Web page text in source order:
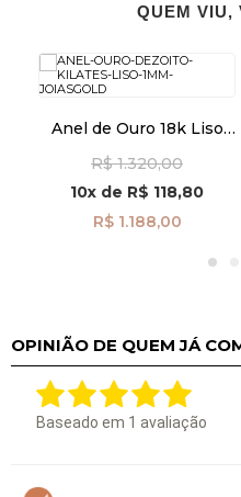
QUEM VIU,
Anel de Ouro 18k Liso
R$ 1.320,00
10x de R$ 118,80
R$ 1.188,00
OPINIÃO DE QUEM JÁ
Baseado em 1 avaliação